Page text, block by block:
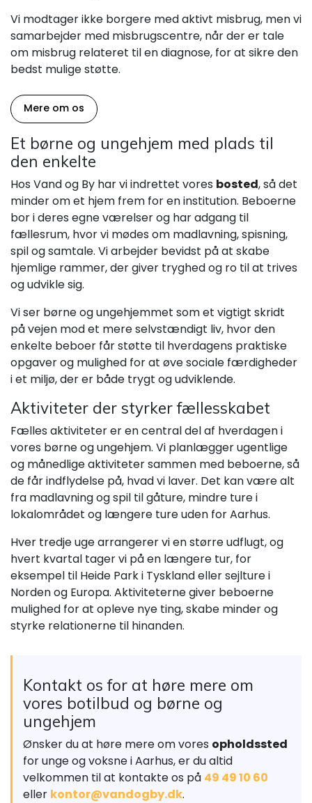
Vi modtager ikke borgere med aktivt misbrug, men vi
samarbejder med misbrugscentre, når der er tale
om misbrug relateret til en diagnose, for at sikre den
bedst mulige støtte.
Mere om os
Et børne og ungehjem med plads til
den enkelte
Hos Vand og By har vi indrettet vores bosted, så det
minder om et hjem frem for en institution. Beboerne
bor i deres egne værelser og har adgang til
fællesrum, hvor vi mødes om madlavning, spisning,
spil og samtale. Vi arbejder bevidst på at skabe
hjemlige rammer, der giver tryghed og ro til at trives
og udvikle sig.
Vi ser børne og ungehjemmet som et vigtigt skridt
på vejen mod et mere selvstændigt liv, hvor den
enkelte beboer får støtte til hverdagens praktiske
opgaver og mulighed for at øve sociale færdigheder
i et miljø, der er både trygt og udviklende.
Aktiviteter der styrker fællesskabet
Fælles aktiviteter er en central del af hverdagen i
vores børne og ungehjem. Vi planlægger ugentlige
og månedlige aktiviteter sammen med beboerne, så
de får indflydelse på, hvad vi laver. Det kan være alt
fra madlavning og spil til gåture, mindre ture i
lokalområdet og længere ture uden for Aarhus.
Hver tredje uge arrangerer vi en større udflugt, og
hvert kvartal tager vi på en længere tur, for
eksempel til Heide Park i Tyskland eller sejlture i
Norden og Europa. Aktiviteterne giver beboerne
mulighed for at opleve nye ting, skabe minder og
styrke relationerne til hinanden.
Kontakt os for at høre mere om
vores botilbud og børne og
ungehjem
Ønsker du at høre mere om vores opholdssted
for unge og voksne i Aarhus, er du altid
velkommen til at kontakte os på 49 49 10 60
eller kontor@vandogby.dk.